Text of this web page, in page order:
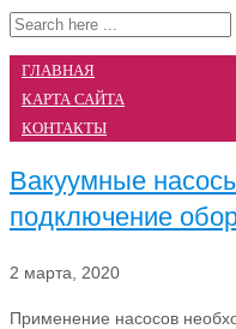
ГЛАВНАЯ
КАРТА САЙТА
КОНТАКТЫ
Вакуумные
подключение
2 марта, 2020
Применение насосов